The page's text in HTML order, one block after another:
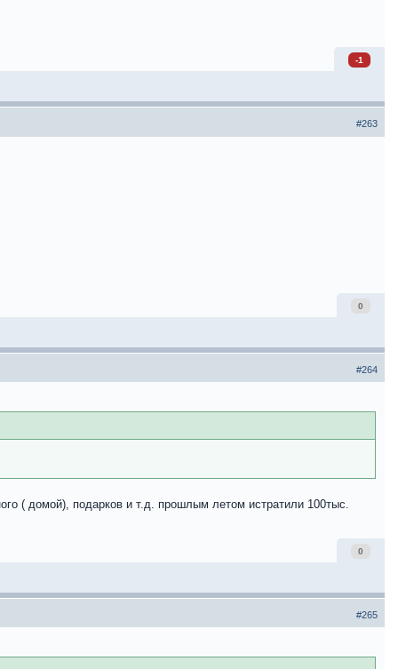
-1
#263
0
#264
( домой), подарков и т.д. прошлым летом истратили 100тыс.
0
#265